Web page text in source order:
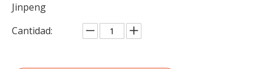
Jinpeng
Cantidad: